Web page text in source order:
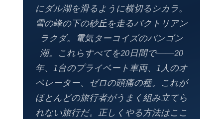
にダル湖を滑るように横切るシカラ。
雪の峰の下の砂丘を走るバクトリアン
ラクダ。電気ターコイズのパンゴン
湖。これらすべてを20日間で――20
年、1台のプライベート車両、1人のオ
ペレーター、ゼロの頭痛の種。これが
ほとんどの旅行者がうまく組み立てら
れない旅行だ。正しくやる方法はここ